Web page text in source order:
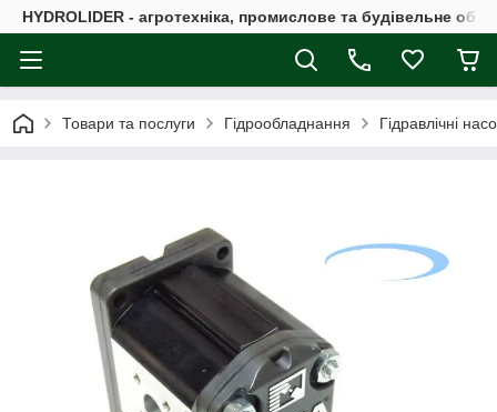
HYDROLIDER - агротехніка, промислове та будівельне
Товари та послуги Гідрообладнання Гідравлічні